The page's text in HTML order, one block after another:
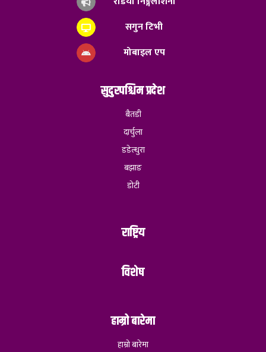
सगुन टिभी
मोबाइल एप
सुदुरपश्चिम प्रदेश
बैतडी
दार्चुला
डडेल्धुरा
बझाङ
डोटी
राष्ट्रिय
विशेष
हाम्रो बारेमा
हाम्रो बारेमा